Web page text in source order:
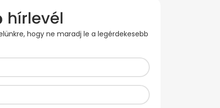
hogy ne maradj le a legérdekesebb